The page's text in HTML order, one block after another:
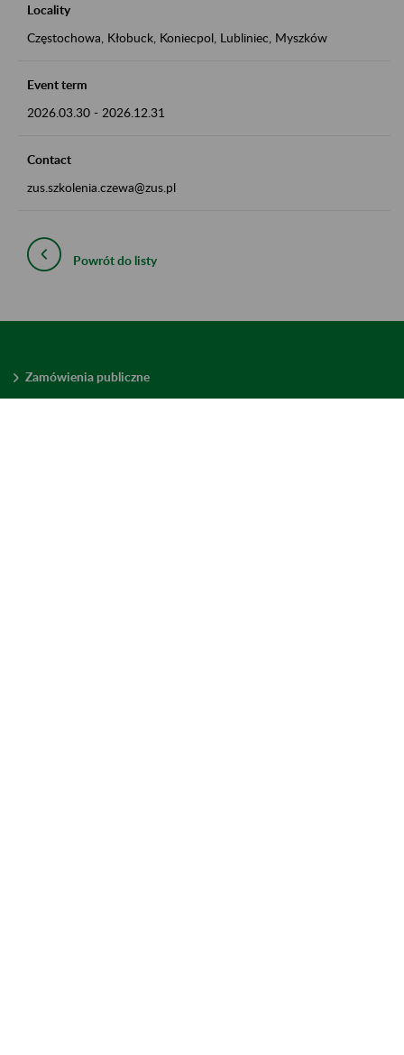
Locality
Częstochowa, Kłobuck, Koniecpol, Lubliniec, Myszków
Event term
2026.03.30 - 2026.12.31
Contact
zus.szkolenia.czewa@zus.pl
Powrót do listy
Zamówienia publiczne